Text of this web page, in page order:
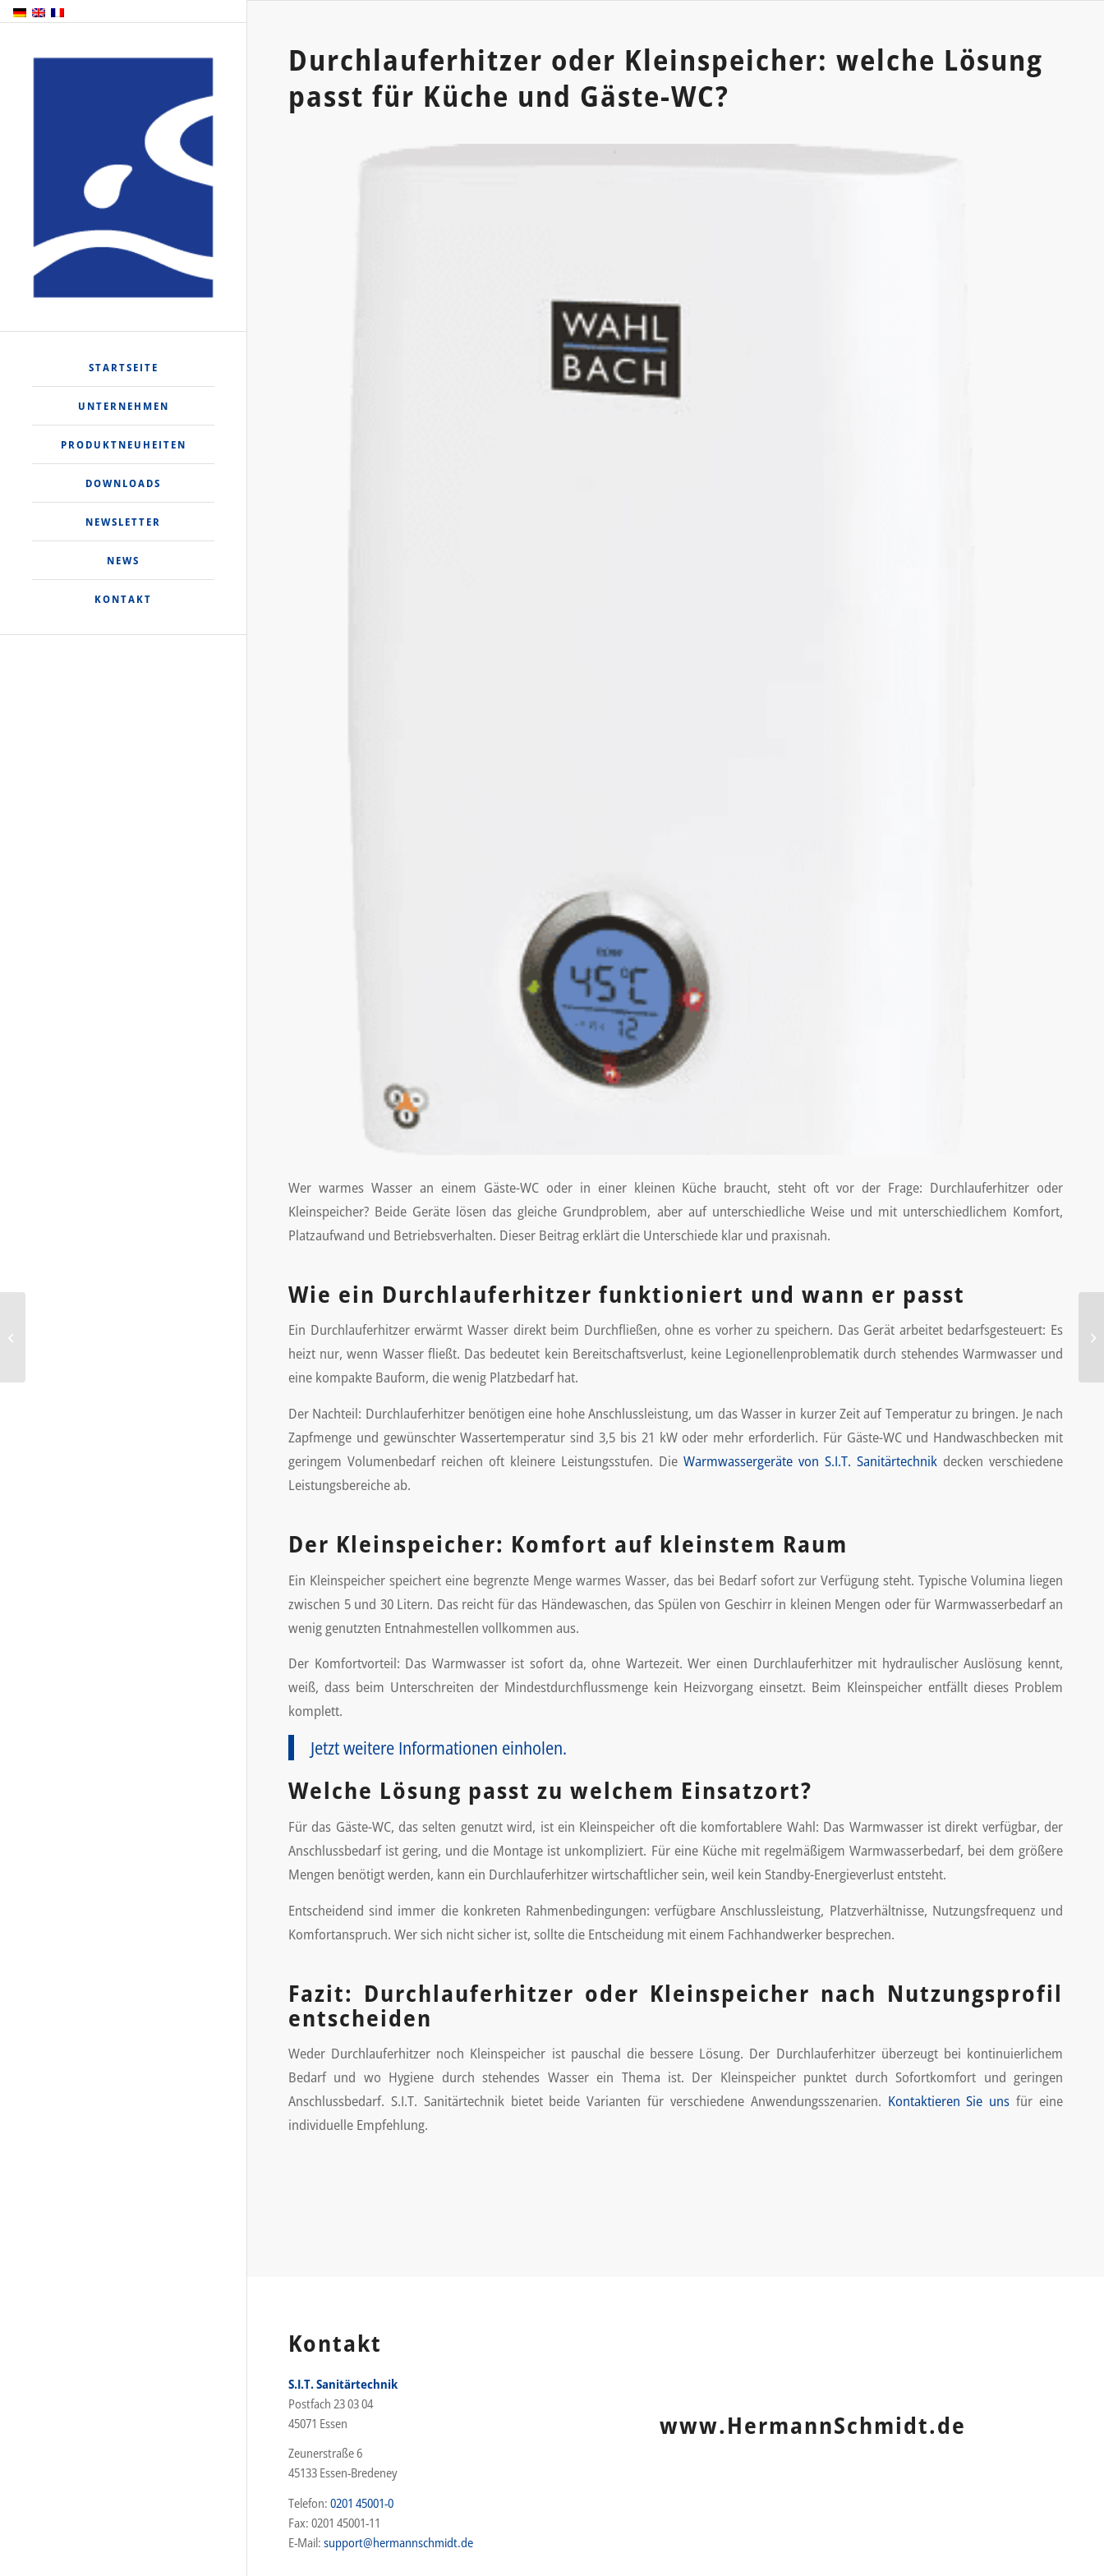
STARTSEITE
UNTERNEHMEN
PRODUKTNEUHEITEN
DOWNLOADS
NEWSLETTER
NEWS
KONTAKT
Durchlauferhitzer oder Kleinspeicher: welche Lösung
passt für Küche und Gäste-WC?
Wer warmes Wasser an einem Gäste-WC oder in einer kleinen Küche braucht, steht oft vor der Frage: Durchlauferhitzer oder
Kleinspeicher? Beide Geräte lösen das gleiche Grundproblem, aber auf unterschiedliche Weise und mit unterschiedlichem Komfort,
Platzaufwand und Betriebsverhalten. Dieser Beitrag erklärt die Unterschiede klar und praxisnah.
Wie ein Durchlauferhitzer funktioniert und wann er passt
Ein Durchlauferhitzer erwärmt Wasser direkt beim Durchfließen, ohne es vorher zu speichern. Das Gerät arbeitet bedarfsgesteuert: Es
heizt nur, wenn Wasser fließt. Das bedeutet kein Bereitschaftsverlust, keine Legionellenproblematik durch stehendes Warmwasser und
eine kompakte Bauform, die wenig Platzbedarf hat.
Der Nachteil: Durchlauferhitzer benötigen eine hohe Anschlussleistung, um das Wasser in kurzer Zeit auf Temperatur zu bringen. Je nach
Zapfmenge und gewünschter Wassertemperatur sind 3,5 bis 21 kW oder mehr erforderlich. Für Gäste-WC und Handwaschbecken mit
geringem Volumenbedarf reichen oft kleinere Leistungsstufen. Die Warmwassergeräte von S.I.T. Sanitärtechnik decken verschiedene
Leistungsbereiche ab.
Der Kleinspeicher: Komfort auf kleinstem Raum
Ein Kleinspeicher speichert eine begrenzte Menge warmes Wasser, das bei Bedarf sofort zur Verfügung steht. Typische Volumina liegen
zwischen 5 und 30 Litern. Das reicht für das Händewaschen, das Spülen von Geschirr in kleinen Mengen oder für Warmwasserbedarf an
wenig genutzten Entnahmestellen vollkommen aus.
Der Komfortvorteil: Das Warmwasser ist sofort da, ohne Wartezeit. Wer einen Durchlauferhitzer mit hydraulischer Auslösung kennt,
weiß, dass beim Unterschreiten der Mindestdurchflussmenge kein Heizvorgang einsetzt. Beim Kleinspeicher entfällt dieses Problem
komplett.
Jetzt weitere Informationen einholen.
Welche Lösung passt zu welchem Einsatzort?
Für das Gäste-WC, das selten genutzt wird, ist ein Kleinspeicher oft die komfortablere Wahl: Das Warmwasser ist direkt verfügbar, der
Anschlussbedarf ist gering, und die Montage ist unkompliziert. Für eine Küche mit regelmäßigem Warmwasserbedarf, bei dem größere
Mengen benötigt werden, kann ein Durchlauferhitzer wirtschaftlicher sein, weil kein Standby-Energieverlust entsteht.
Entscheidend sind immer die konkreten Rahmenbedingungen: verfügbare Anschlussleistung, Platzverhältnisse, Nutzungsfrequenz und
Komfortanspruch. Wer sich nicht sicher ist, sollte die Entscheidung mit einem Fachhandwerker besprechen.
Fazit: Durchlauferhitzer oder Kleinspeicher nach Nutzungsprofil
entscheiden
Weder Durchlauferhitzer noch Kleinspeicher ist pauschal die bessere Lösung. Der Durchlauferhitzer überzeugt bei kontinuierlichem
Bedarf und wo Hygiene durch stehendes Wasser ein Thema ist. Der Kleinspeicher punktet durch Sofortkomfort und geringen
Anschlussbedarf. S.I.T. Sanitärtechnik bietet beide Varianten für verschiedene Anwendungsszenarien. Kontaktieren Sie uns für eine
individuelle Empfehlung.
Kontakt
S.I.T. Sanitärtechnik
Postfach 23 03 04
45071 Essen
Zeunerstraße 6
45133 Essen-Bredeney
Telefon: 0201 45001-0
Fax: 0201 45001-11
E-Mail: support@hermannschmidt.de
www.HermannSchmidt.de